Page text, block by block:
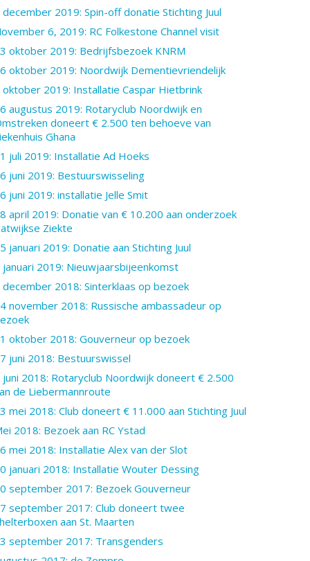
december 2019: Spin-off donatie Stichting Juul
6, 2019: RC Folkestone Channel visit
oktober 2019: Bedrijfsbezoek KNRM
oktober 2019: Noordwijk Dementievriendelijk
oktober 2019: Installatie Caspar Hietbrink
augustus 2019: Rotaryclub Noordwijk en
doneert € 2.500 ten behoeve van
Ghana
juli 2019: Installatie Ad Hoeks
juni 2019: Bestuurswisseling
juni 2019: installatie Jelle Smit
april 2019: Donatie van € 10.200 aan onderzoek
Ziekte
januari 2019: Donatie aan Stichting Juul
januari 2019: Nieuwjaarsbijeenkomst
december 2018: Sinterklaas op bezoek
november 2018: Russische ambassadeur op
oktober 2018: Gouverneur op bezoek
juni 2018: Bestuurswissel
juni 2018: Rotaryclub Noordwijk doneert € 2.500
de Liebermannroute
mei 2018: Club doneert € 11.000 aan Stichting Juul
2018: Bezoek aan RC Ystad
mei 2018: Installatie Alex van der Slot
januari 2018: Installatie Wouter Dessing
september 2017: Bezoek Gouverneur
september 2017: Club doneert twee
aan St. Maarten
september 2017: Transgenders